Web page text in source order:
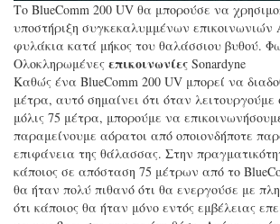
Το BlueComm 200 UV θα μπορούσε να
υποστήριξη συγκεκαλυμμένων επικοινωνιών
φυλάκια κατά μήκος του θαλάσσιου βυθού.
Ολοκληρωμένες επικοινωνίες Sonardyne
Καθώς ένα BlueComm 200 UV μπορεί να
μέτρα, αυτό σημαίνει ότι όταν
μόλις 75 μέτρα, μπορούμε να
παραμείνουμε αόρατοι από οποιονδήποτε
επιφάνεια της θάλασσας. Στην
κάποιος σε απόσταση 75 μέτρων από το
θα ήταν πολύ πιθανό ότι θα ενεργούσε με
ότι κάποιος θα ήταν μόνο εντός εμβέλειας